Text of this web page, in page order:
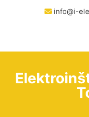
info@i-